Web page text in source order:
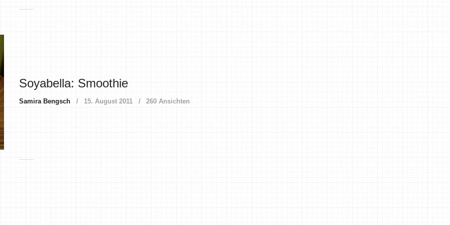
Soyabella: Smoothie
Samira Bengsch 15. August 2011 260 Ansichten